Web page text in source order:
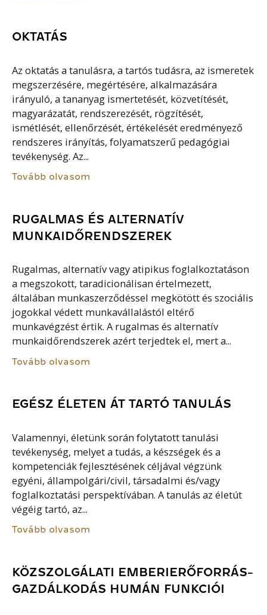
OKTATÁS
Az oktatás a tanulásra, a tartós tudásra, az ismeretek
megszerzésére, megértésére, alkalmazására
irányuló, a tananyag ismertetését, közvetítését,
magyarázatát, rendszerezését, rögzítését,
ismétlését, ellenőrzését, értékelését eredményező
rendszeres irányítás, folyamatszerű pedagógiai
tevékenység. Az...
Tovább olvasom
RUGALMAS ÉS ALTERNATÍV
MUNKAIDŐRENDSZEREK
Rugalmas, alternatív vagy atipikus foglalkoztatáson
a megszokott, taradicionálisan értelmezett,
általában munkaszerződéssel megkötött és szociális
jogokkal védett munkavállalástól eltérő
munkavégzést értik. A rugalmas és alternatív
munkaidőrendszerek azért terjedtek el, mert a...
Tovább olvasom
EGÉSZ ÉLETEN ÁT TARTÓ TANULÁS
Valamennyi, életünk során folytatott tanulási
tevékenység, melyet a tudás, a készségek és a
kompetenciák fejlesztésének céljával végzünk
egyéni, állampolgári/civil, társadalmi és/vagy
foglalkoztatási perspektívában. A tanulás az életút
végéig tartó, az...
Tovább olvasom
KÖZSZOLGÁLATI EMBERIERŐFORRÁS-
GAZDÁLKODÁS HUMÁN FUNKCIÓI